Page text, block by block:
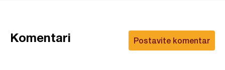
Postavite komentar
Komentari